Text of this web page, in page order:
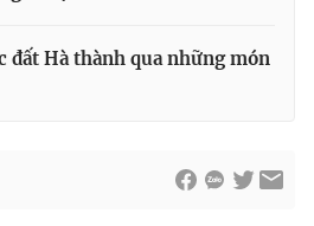
VTV
và báo điện tử số 483/GP-BTTTT
Thị Mỹ Hạnh, Phạm Quốc Thắng,
đất Hà thành qua những món